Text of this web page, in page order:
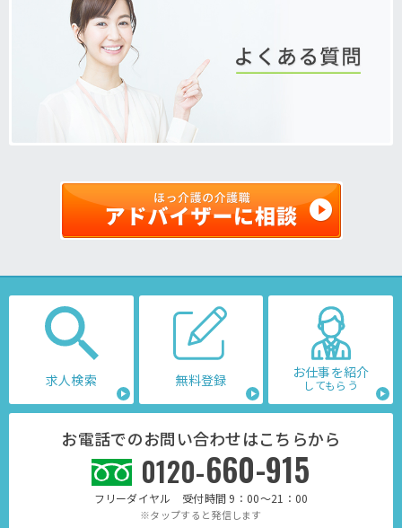
求人検索 無料登録 お仕事を紹介
してもらう
お電話でのお問い合わせはこちらから
0120-660-915
フリーダイヤル 受付時間 9：00～21：00
※タップすると発信します